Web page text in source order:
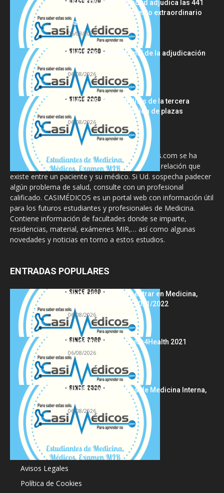
FSE 2025-2026: Sanidad adjudica las 441
plazas del procedimiento extraordinario
tras...
06/08/2026
MIR 2026: análisis final de la adjudicación
de plazas y claves...
06/08/2026
MIR 2025-2026: análisis de la tercera
semana de adjudicación de plazas
06/08/2026
La información proporcionada en CasiMedicos.com se ha
diseñado para complementar, no substituir, la relación que
existe entre un paciente y su médico. Si Ud. sospecha padecer
algún problema de salud, consulte con un profesional
calificado. CASIMÉDICOS es un portal web con información útil
para los futuros estudiantes y profesionales de Medicina.
Contiene información de facultades donde se imparte,
residencias, material, exámenes MIR,… así como algunas
novedades y noticias en torno a estos estudios.
ENTRADAS POPULARES
Notas de corte para entrar en Medicina,
curso 2022/2023 vs 2021/2022
06/08/2026
Hackathon Innomakers4Health 2021
06/08/2026
HARRISON Principios de Medicina Interna,
06/08/2026
Acerca de
Avisos Legales
Política de Cookies